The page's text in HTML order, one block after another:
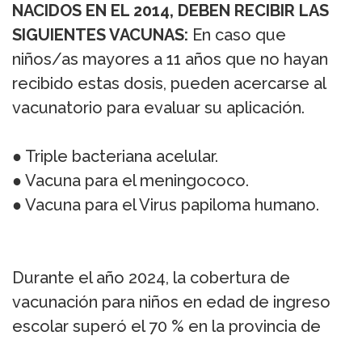
NACIDOS EN EL 2014, DEBEN RECIBIR LAS
SIGUIENTES VACUNAS: En caso que
niños/as mayores a 11 años que no hayan
recibido estas dosis, pueden acercarse al
vacunatorio para evaluar su aplicación.
● Triple bacteriana acelular.
● Vacuna para el meningococo.
● Vacuna para el Virus papiloma humano.
Durante el año 2024, la cobertura de
vacunación para niños en edad de ingreso
escolar superó el 70 % en la provincia de